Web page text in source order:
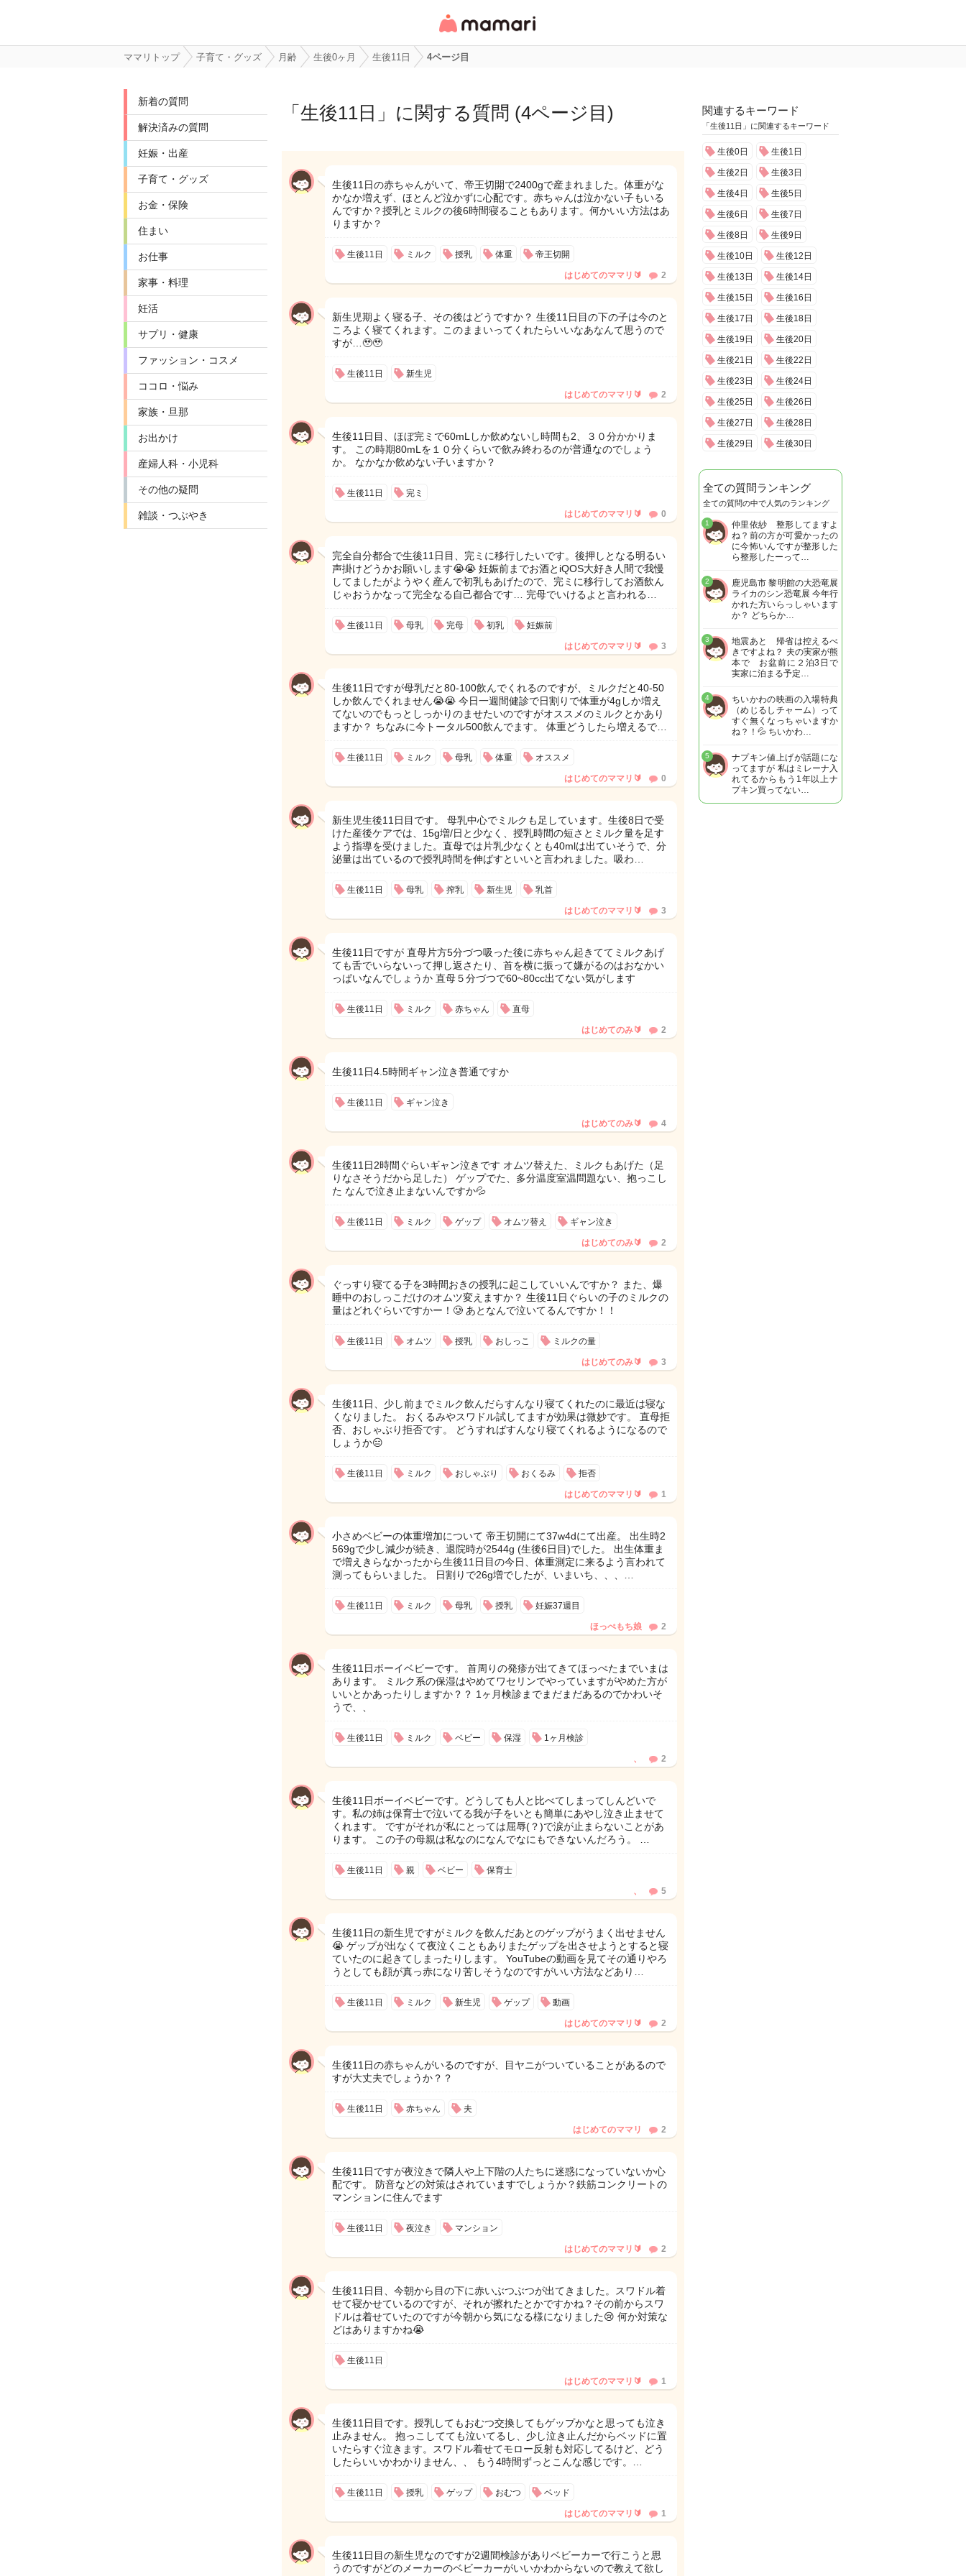
リ・情報サイト
ママリトップ 子育て・グッズ 月齢 生後0ヶ月 生後11日 4ページ目
新着の質問
解決済みの質問
妊娠・出産
子育て・グッズ
お金・保険
住まい
お仕事
家事・料理
妊活
サプリ・健康
ファッション・コスメ
ココロ・悩み
家族・旦那
お出かけ
産婦人科・小児科
その他の疑問
雑談・つぶやき
「 生後11日 」に関する質問 (4ページ目)
生後11日の赤ちゃんがいて、帝王切開で2400gで産まれました。体重がな
かなか増えず、ほとんど泣かずに心配です。赤ちゃんは泣かない子もいる
んですか？授乳とミルクの後6時間寝ることもあります。何かいい方法はあ
りますか？
生後11日 ミルク 授乳 体重 帝王切開
はじめてのママリ🔰 2
新生児期よく寝る子、その後はどうですか？ 生後11日目の下の子は今のと
ころよく寝てくれます。このままいってくれたらいいなあなんて思うので
すが…🥹🥹
生後11日 新生児
はじめてのママリ🔰 2
生後11日目、ほぼ完ミで60mLしか飲めないし時間も2、３０分かかりま
す。 この時期80mLを１０分くらいで飲み終わるのが普通なのでしょう
か。 なかなか飲めない子いますか？
生後11日 完ミ
はじめてのママリ🔰 0
完全自分都合で生後11日目、完ミに移行したいです。後押しとなる明るい
声掛けどうかお願いします😭😭 妊娠前までお酒とiQOS大好き人間で我慢
してましたがようやく産んで初乳もあげたので、完ミに移行してお酒飲ん
じゃおうかなって完全なる自己都合です… 完母でいけるよと言われる…
生後11日 母乳 完母 初乳 妊娠前
はじめてのママリ🔰 3
生後11日ですが母乳だと80-100飲んでくれるのですが、ミルクだと40-50
しか飲んでくれません😭😭 今日一週間健診で日割りで体重が4gしか増え
てないのでもっとしっかりのませたいのですがオススメのミルクとかあり
ますか？ ちなみに今トータル500飲んでます。 体重どうしたら増えるで…
生後11日 ミルク 母乳 体重 オススメ
はじめてのママリ🔰 0
新生児生後11日目です。 母乳中心でミルクも足しています。生後8日で受
けた産後ケアでは、15g増/日と少なく、授乳時間の短さとミルク量を足す
よう指導を受けました。直母では片乳少なくとも40mlは出ていそうで、分
泌量は出ているので授乳時間を伸ばすといいと言われました。吸わ…
生後11日 母乳 搾乳 新生児 乳首
はじめてのママリ🔰 3
生後11日ですが 直母片方5分づつ吸った後に赤ちゃん起きててミルクあげ
ても舌でいらないって押し返さたり、首を横に振って嫌がるのはおなかい
っぱいなんでしょうか 直母５分づつで60~80cc出てない気がします
生後11日 ミルク 赤ちゃん 直母
はじめてのみ🔰 2
生後11日4.5時間ギャン泣き普通ですか
生後11日 ギャン泣き
はじめてのみ🔰 4
生後11日2時間ぐらいギャン泣きです オムツ替えた、ミルクもあげた（足
りなさそうだから足した） ゲップでた、多分温度室温問題ない、抱っこし
た なんで泣き止まないんですか💦
生後11日 ミルク ゲップ オムツ替え ギャン泣き
はじめてのみ🔰 2
ぐっすり寝てる子を3時間おきの授乳に起こしていいんですか？ また、爆
睡中のおしっこだけのオムツ変えますか？ 生後11日ぐらいの子のミルクの
量はどれぐらいですかー！🥲 あとなんで泣いてるんですか！！
生後11日 オムツ 授乳 おしっこ ミルクの量
はじめてのみ🔰 3
生後11日、少し前までミルク飲んだらすんなり寝てくれたのに最近は寝な
くなりました。 おくるみやスワドル試してますが効果は微妙です。 直母拒
否、おしゃぶり拒否です。 どうすればすんなり寝てくれるようになるので
しょうか😑
生後11日 ミルク おしゃぶり おくるみ 拒否
はじめてのママリ🔰 1
小さめベビーの体重増加について 帝王切開にて37w4dにて出産。 出生時2
569gで少し減少が続き、退院時が2544g (生後6日目)でした。 出生体重ま
で増えきらなかったから生後11日目の今日、体重測定に来るよう言われて
測ってもらいました。 日割りで26g増でしたが、いまいち、、、…
生後11日 ミルク 母乳 授乳 妊娠37週目
ほっぺもち娘 2
生後11日ボーイベビーです。 首周りの発疹が出てきてほっぺたまでいまは
あります。 ミルク系の保湿はやめてワセリンでやっていますがやめた方が
いいとかあったりしますか？？ 1ヶ月検診までまだまだあるのでかわいそ
うで、、
生後11日 ミルク ベビー 保湿 1ヶ月検診
、 2
生後11日ボーイベビーです。どうしても人と比べてしまってしんどいで
す。私の姉は保育士で泣いてる我が子をいとも簡単にあやし泣き止ませて
くれます。 ですがそれが私にとっては屈辱(？)で涙が止まらないことがあ
ります。 この子の母親は私なのになんでなにもできないんだろう。 …
生後11日 親 ベビー 保育士
、 5
生後11日の新生児ですがミルクを飲んだあとのゲップがうまく出せません
😭 ゲップが出なくて夜泣くこともありまたゲップを出させようとすると寝
ていたのに起きてしまったりします。 YouTubeの動画を見てその通りやろ
うとしても顔が真っ赤になり苦しそうなのですがいい方法などあり…
生後11日 ミルク 新生児 ゲップ 動画
はじめてのママリ🔰 2
生後11日の赤ちゃんがいるのですが、目ヤニがついていることがあるので
すが大丈夫でしょうか？？
生後11日 赤ちゃん 夫
はじめてのママリ 2
生後11日ですが夜泣きで隣人や上下階の人たちに迷惑になっていないか心
配です。 防音などの対策はされていますでしょうか？鉄筋コンクリートの
マンションに住んでます
生後11日 夜泣き マンション
はじめてのママリ🔰 2
生後11日目、今朝から目の下に赤いぶつぶつが出てきました。スワドル着
せて寝かせているのですが、それが擦れたとかですかね？その前からスワ
ドルは着せていたのですが今朝から気になる様になりました😢 何か対策な
どはありますかね😭
生後11日
はじめてのママリ🔰 1
生後11日目です。授乳してもおむつ交換してもゲップかなと思っても泣き
止みません。 抱っこしてても泣いてるし、少し泣き止んだからベッドに置
いたらすぐ泣きます。スワドル着せてモロー反射も対応してるけど、どう
したらいいかわかりません、、 もう4時間ずっとこんな感じです。…
生後11日 授乳 ゲップ おむつ ベッド
はじめてのママリ🔰 1
生後11日目の新生児なのですが2週間検診がありベビーカーで行こうと思
うのですがどのメーカーのベビーカーがいいかわからないので教えて欲し
関連するキーワード
「生後11日」に関連するキーワード
生後0日 生後1日
生後2日 生後3日
生後4日 生後5日
生後6日 生後7日
生後8日 生後9日
生後10日 生後12日
生後13日 生後14日
生後15日 生後16日
生後17日 生後18日
生後19日 生後20日
生後21日 生後22日
生後23日 生後24日
生後25日 生後26日
生後27日 生後28日
生後29日 生後30日
全ての質問ランキング
全ての質問の中で人気のランキング
仲里依紗 整形してますよ
ね？前の方が可愛かったの
に今怖いんですが整形した
ら整形したーって…
1
鹿児島市 黎明館の大恐竜展
ライカのシン恐竜展 今年行
かれた方いらっしゃいます
か？ どちらか…
2
地震あと 帰省は控えるべ
きですよね？ 夫の実家が熊
本で お盆前に２泊3日で
実家に泊まる予定…
3
ちいかわの映画の入場特典
（めじるしチャーム）って
すぐ無くなっちゃいますか
ね？！💦 ちいかわ…
4
ナプキン値上げが話題にな
ってますが 私はミレーナ入
れてるからもう1年以上ナ
プキン買ってない…
5